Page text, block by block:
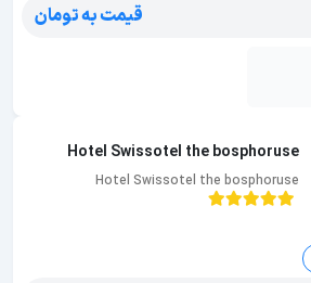
قیمت به تومان
Hotel Swissotel the bosphoruse
Hotel Swissotel the bosphoruse